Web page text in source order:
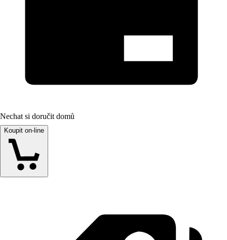
Nechat si doručit domů
Koupit on-line